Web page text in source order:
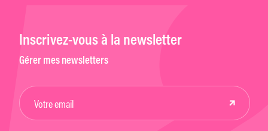
Inscrivez-vous à la newsletter
Gérer mes newsletters